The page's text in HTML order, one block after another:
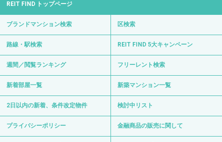
REIT FIND トップページ
ブランドマンション検索 区検索
路線・駅検索 REIT FIND 5大キャンペーン
週間／閲覧ランキング フリーレント検索
新着部屋一覧 新築マンション一覧
2日以内の新着、条件改定物件 検討中リスト
プライバシーポリシー 金融商品の販売に関して